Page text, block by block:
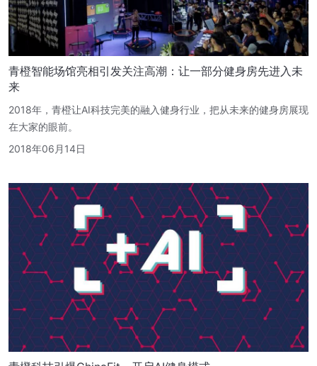
青橙智能场馆亮相引发关注高潮：让一部分健身房先进入未
来
2018年，青橙让AI科技完美的融入健身行业，把从未来的健身房展现
在大家的眼前。
2018年06月14日